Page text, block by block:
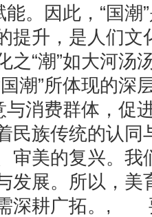
能。因此，“国
提升，是人们文
之“潮”如大河汤
潮”所体现的深
与消费群体，促
民族传统的认同
审美的复兴。我
发展。所以，美
深耕广拓。,